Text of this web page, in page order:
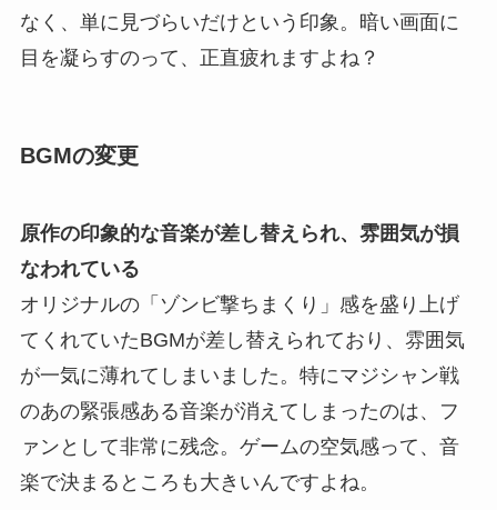
なく、単に見づらいだけという印象。暗い画面に
目を凝らすのって、正直疲れますよね？
BGMの変更
原作の印象的な音楽が差し替えられ、雰囲気が損
なわれている
オリジナルの「ゾンビ撃ちまくり」感を盛り上げ
てくれていたBGMが差し替えられており、雰囲気
が一気に薄れてしまいました。特にマジシャン戦
のあの緊張感ある音楽が消えてしまったのは、フ
ァンとして非常に残念。ゲームの空気感って、音
楽で決まるところも大きいんですよね。